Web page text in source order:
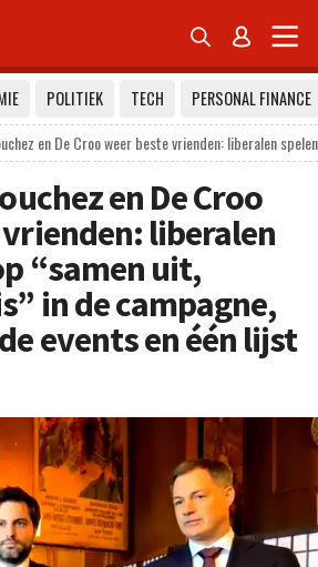
 
POLITIEK TECH
PERSONAL FINANCE
en De Croo weer beste vrienden: liberalen
en De Croo
liberalen
“samen uit,
in de campagne,
events en één lijst